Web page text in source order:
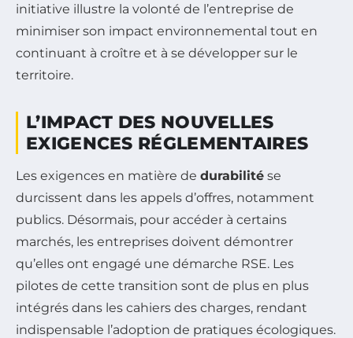
initiative illustre la volonté de l’entreprise de
minimiser son impact environnemental tout en
continuant à croître et à se développer sur le
territoire.
L’IMPACT DES NOUVELLES
EXIGENCES RÉGLEMENTAIRES
Les exigences en matière de durabilité se
durcissent dans les appels d’offres, notamment
publics. Désormais, pour accéder à certains
marchés, les entreprises doivent démontrer
qu’elles ont engagé une démarche RSE. Les
pilotes de cette transition sont de plus en plus
intégrés dans les cahiers des charges, rendant
indispensable l’adoption de pratiques écologiques.